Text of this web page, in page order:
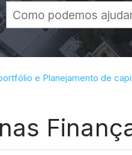
globale Planejamento de